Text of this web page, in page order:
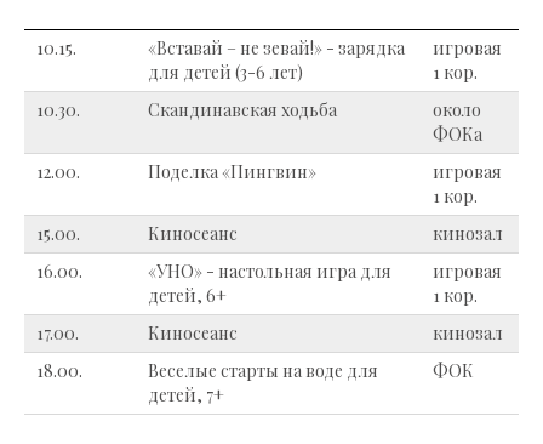
10.15.
«Вставай – не зевай!» - зарядка
для детей (3-6 лет)
игровая
1 кор.
10.30.
Скандинавская ходьба
около
ФОКа
12.00.
Поделка «Пингвин»
игровая
1 кор.
15.00.
Киносеанс
кинозал
16.00.
«УНО» - настольная игра для
детей, 6+
игровая
1 кор.
17.00.
Киносеанс
кинозал
18.00.
Веселые старты на воде для
детей, 7+
ФОК